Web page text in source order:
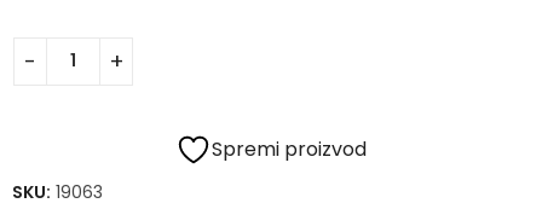
Spremi proizvod
SKU: 19063